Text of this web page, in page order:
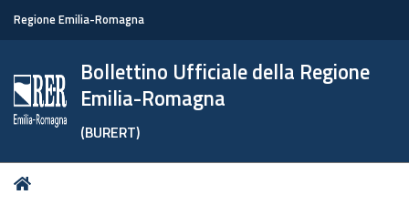
Regione Emilia-Romagna
Bollettino Ufficiale della Regione
Emilia-Romagna
(BURERT)
Tu